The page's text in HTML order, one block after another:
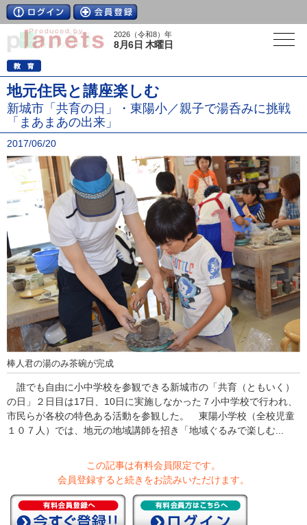
2026（令和8）年
8月6日 木曜日
地元住民と講座楽しむ
新城市「共育の日」・東陽小／親子で湯呑みに挑戦
「まあまあの出来」
2017/06/20
棒人君の湯のみ茶碗が完成
誰でも自由に小中学校を参観できる新城市の「共育（ともいく）
の日」２日目は17日、10日に実施しなかった７小中学校で行われ、
市民らが各校の特色ある活動を参観した。 東陽小学校（全校児童
１０７人）では、地元の地域講師を招き「地域ぐるみで楽しむ...
この記事は有料会員限定です。
会員登録すると続きをお読みいただけます。